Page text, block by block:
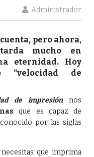
pero ahora,
mucho en
eternidad. Hoy
“velocidad de
de impresiónnos
que es capaz de
por las siglas
que imprima
Administrador